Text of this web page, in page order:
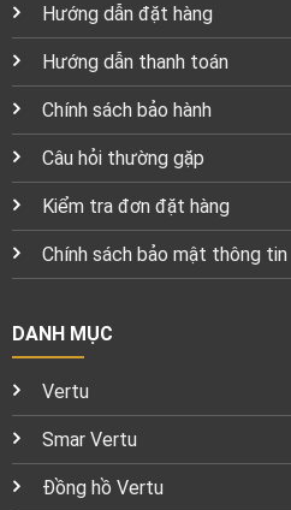
Hướng dẫn đặt hàng
Hướng dẫn thanh toán
Chính sách bảo hành
Câu hỏi thường gặp
Kiểm tra đơn đặt hàng
Chính sách bảo mật thông tin
DANH MỤC
Vertu
Smar Vertu
Đồng hồ Vertu